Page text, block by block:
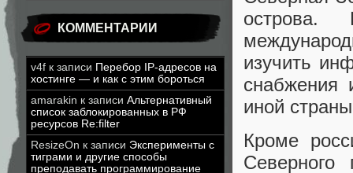
КОММЕНТАРИИ
v4f к записи Перебор IP-адресов на
хостинге — и как с этим бороться
amarakin к записи Альтернативный
список заблокированных в РФ
ресурсов Re:filter
ResizeOn к записи Эксперименты с
тиграми и другие способы
преподавать программирование
острова.
изучить
снабжения
иной
Кроме
Северного